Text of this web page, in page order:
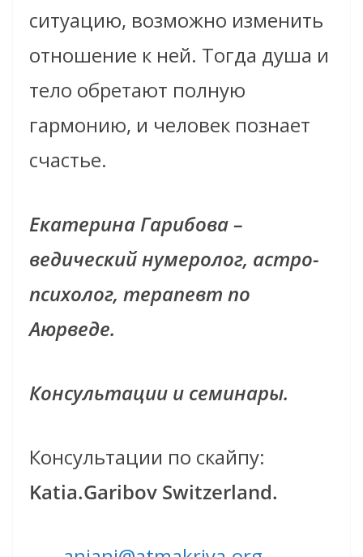
ситуацию, возможно изменить
отношение к ней. Тогда душа и
тело обретают полную
гармонию, и человек познает
счастье.
Екатерина Гарибова –
ведический нумеролог, астро-
психолог, терапевт по
Аюрведе.
Консультации и семинары.
Консультации по скайпу:
Katia.Garibov Switzerland.